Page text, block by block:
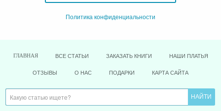
Политика конфиденциальности
ГЛАВНАЯ ВСЕ СТАТЬИ ЗАКАЗАТЬ КНИГИ НАШИ ПЛАТЬЯ
ОТЗЫВЫ О НАС ПОДАРКИ КАРТА САЙТА